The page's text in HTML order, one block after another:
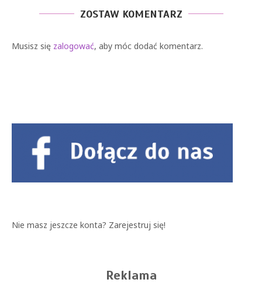
ZOSTAW KOMENTARZ
Musisz się zalogować, aby móc dodać komentarz.
Nie masz jeszcze konta? Zarejestruj się!
Reklama